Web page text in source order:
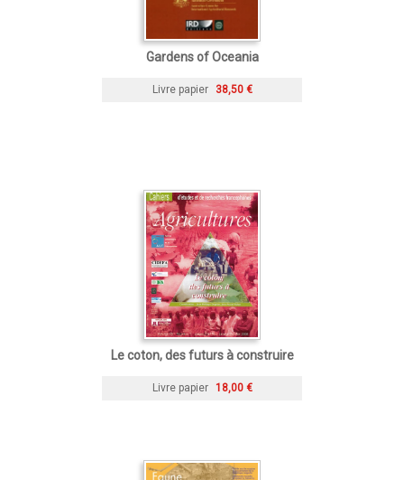
Gardens of Oceania
Livre papier 38,50 €
Le coton, des futurs à construire
Livre papier 18,00 €